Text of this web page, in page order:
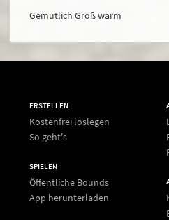
Gemütlich Groß warm
ERSTELLEN
Kostenfrei loslegen
So geht's
SPIELEN
Öffentliche Bounds
App herunterladen